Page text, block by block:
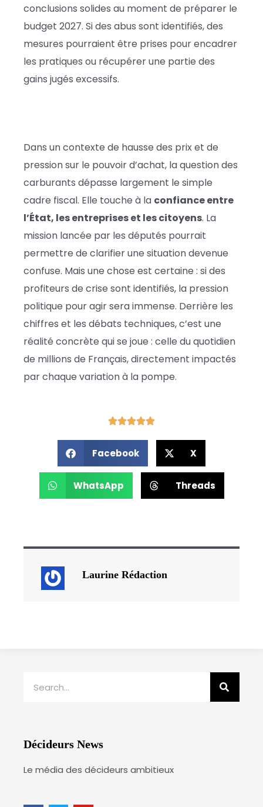
conclusions solides au moment de préparer le
budget 2027. Si des abus sont identifiés, des
mesures pourraient être prises pour encadrer
les pratiques ou récupérer une partie des
gains jugés excessifs.
Dans un contexte de hausse des prix et de
pression sur le pouvoir d’achat, la question des
carburants dépasse largement le simple
cadre fiscal. Elle touche à la confiance entre
l’État, les entreprises et les citoyens. La
mission lancée par les députés pourrait
permettre de clarifier une situation devenue
confuse. Mais une chose est certaine : si des
profiteurs de crise sont identifiés, la pression
politique pour agir sera immense. Derrière les
chiffres et les débats techniques, c’est une
réalité concrète qui se joue : celle du quotidien
de millions de Français, directement impactés
par chaque variation à la pompe.
Facebook X
WhatsApp Threads
Laurine Rédaction
Décideurs News
Le média des décideurs ambitieux